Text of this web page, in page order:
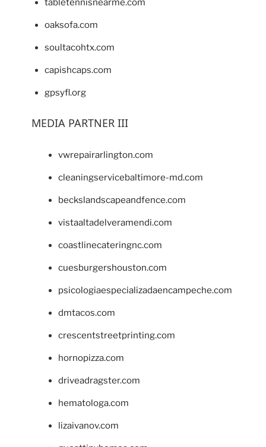
tabletennisnearme.com
oaksofa.com
soultacohtx.com
capishcaps.com
gpsyfl.org
MEDIA PARTNER III
vwrepairarlington.com
cleaningservicebaltimore-md.com
beckslandscapeandfence.com
vistaaltadelveramendi.com
coastlinecateringnc.com
cuesburgershouston.com
psicologiaespecializadaencampeche.com
dmtacos.com
crescentstreetprinting.com
hornopizza.com
driveadragster.com
hematologa.com
lizaivanov.com